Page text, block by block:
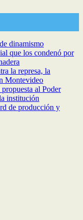
dinamismo
que los condenó por
la represa, la
Montevideo
al Poder
institución
de producción y